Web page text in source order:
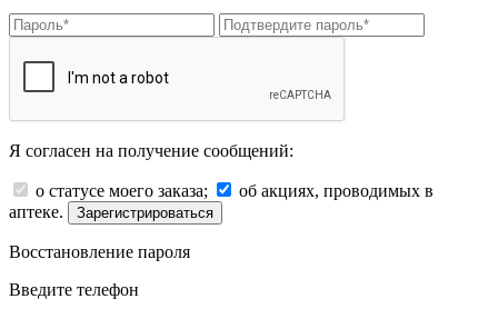
Я согласен на получение сообщений:
о статусе моего заказа;
об акциях, проводимых в
аптеке.
Зарегистрироваться
Восстановление пароля
Введите телефон